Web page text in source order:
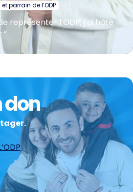
parrain de l’ODP
représenter l’ODP, j’ai hâte
”
don